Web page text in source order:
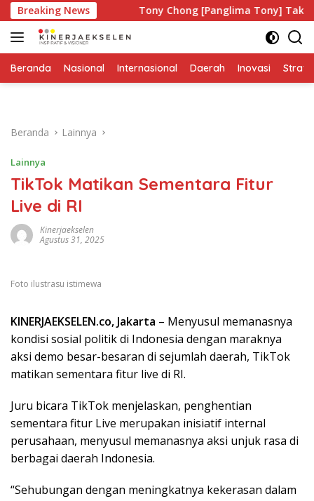
Langsung
ke
konten
Breaking News
Siapa? Tony Chong [Panglima Tony] Tak Pernah
Beranda Nasional Internasional Daerah Inovasi
Beranda Lainnya
Lainnya
TikTok Matikan Sementara Fitur
Live di RI
Kinerjaekselen
Agustus 31, 2025
Foto ilustrasu istimewa
KINERJAEKSELEN.co, Jakarta – Menyusul memanasnya
kondisi sosial politik di Indonesia dengan maraknya
aksi demo besar-besaran di sejumlah daerah, TikTok
matikan sementara fitur live di RI.
Juru bicara TikTok menjelaskan, penghentian
sementara fitur Live merupakan inisiatif internal
perusahaan, menyusul memanasnya aksi unjuk rasa di
berbagai daerah Indonesia.
“Sehubungan dengan meningkatnya kekerasan dalam